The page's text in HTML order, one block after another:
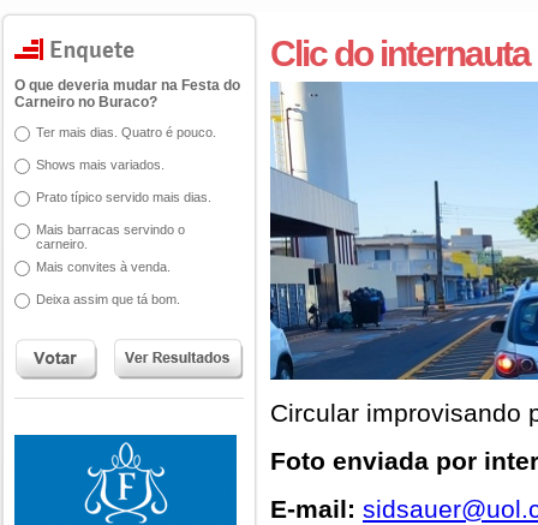
O que deveria mudar na Festa do
Carneiro no Buraco?
Ter mais dias. Quatro é pouco.
Shows mais variados.
Prato típico servido mais dias.
Mais barracas servindo o
carneiro.
Mais convites à venda.
Deixa assim que tá bom.
Clic do internauta
Circular improvisando
Foto enviada por
E-mail: